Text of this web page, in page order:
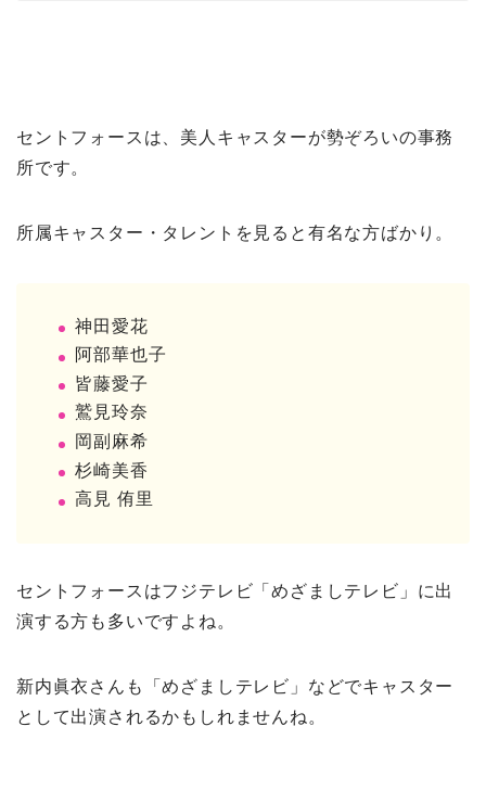
セントフォースは、美人キャスターが勢ぞろいの事務
所です。
所属キャスター・タレントを見ると有名な方ばかり。
神田愛花
阿部華也子
皆藤愛子
鷲見玲奈
岡副麻希
杉崎美香
高見 侑里
セントフォースはフジテレビ「めざましテレビ」に出
演する方も多いですよね。
新内眞衣さんも「めざましテレビ」などでキャスター
として出演されるかもしれませんね。